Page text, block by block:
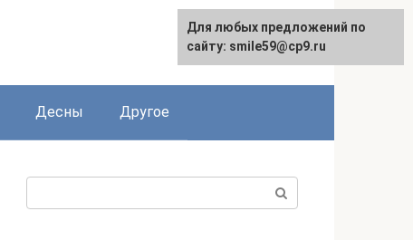
Десны Другое
Для любых предложений по
сайту: smile59@cp9.ru